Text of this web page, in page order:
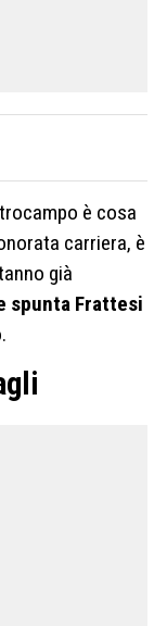
è cosa
carriera, è
già
spunta Frattesi